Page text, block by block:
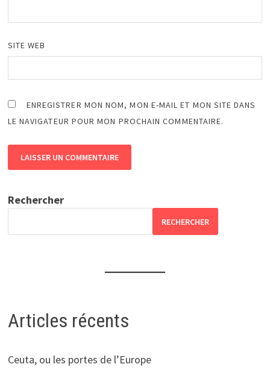
SITE WEB
ENREGISTRER MON NOM, MON E-MAIL ET MON SITE DANS
LE NAVIGATEUR POUR MON PROCHAIN COMMENTAIRE.
Rechercher
RECHERCHER
Articles récents
Ceuta, ou les portes de l’Europe